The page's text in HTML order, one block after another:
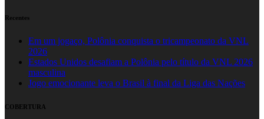
Recentes
Em um jogaço, Polônia conquista o tricampeonato da VNL
2026
Estados Unidos desafiam a Polônia pelo título da VNL 2026
masculina
Jogo emocionante leva o Brasil à final da Liga das Nações
COBERTURA